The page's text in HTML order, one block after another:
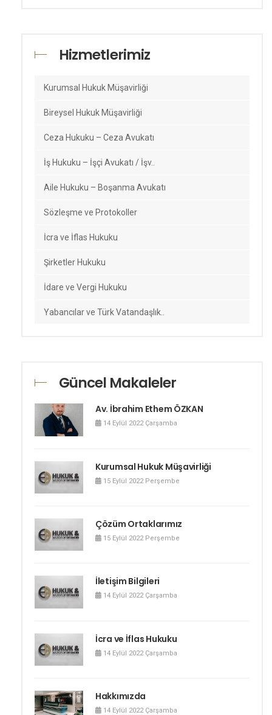
Hizmetlerimiz
Kurumsal Hukuk Müşavirliği
Bireysel Hukuk Müşavirliği
Ceza Hukuku – Ceza Avukatı
İş Hukuku – İşçi Avukatı / İşv..
Aile Hukuku – Boşanma Avukatı
Sözleşme ve Protokoller
İcra ve İflas Hukuku
Şirketler Hukuku
İdare ve Vergi Hukuku
Yabancılar ve Türk Vatandaşlık..
Tüketici Hukuku
Bilişim Hukuku
Disiplin Hukuku
Vakıf ve Dernekler Hukuku
Basın Hukuku
Tıp Hukuku
Güncel Makaleler
Av. İbrahim Ethem ÖZKAN
14 Eylül 2022 Çarşamba
Kurumsal Hukuk Müşavirliği
15 Eylül 2022 Perşembe
Çözüm Ortaklarımız
15 Eylül 2022 Perşembe
İletişim Bilgileri
14 Eylül 2022 Çarşamba
İcra ve İflas Hukuku
14 Eylül 2022 Çarşamba
Hakkımızda
14 Eylül 2022 Çarşamba